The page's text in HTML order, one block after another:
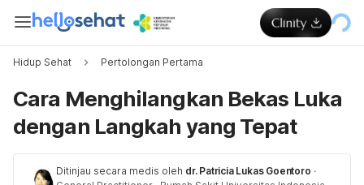
Hidup Sehat Pertolongan Pertama
Cara Menghilangkan Bekas Luka
dengan Langkah yang Tepat
Ditinjau secara medis oleh dr. Patricia Lukas Goentoro ·